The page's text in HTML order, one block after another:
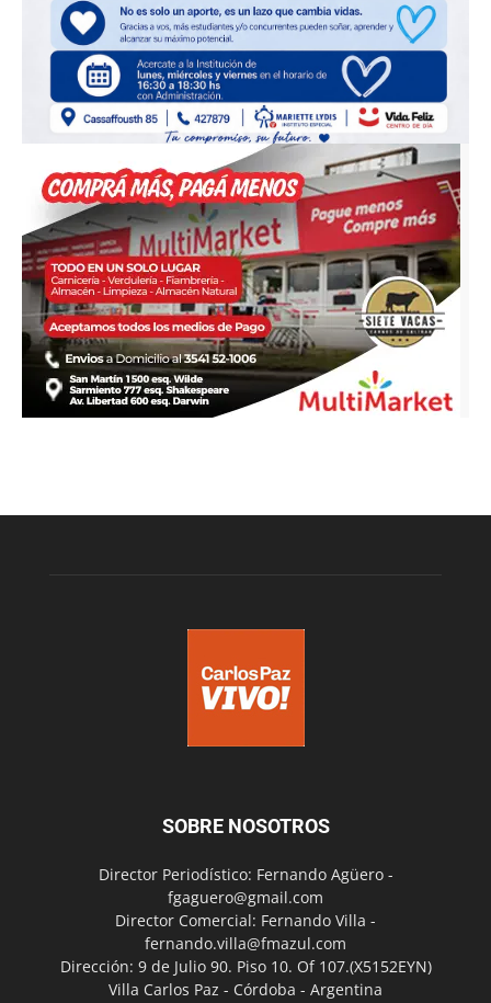
SOBRE NOSOTROS
Director Periodístico: Fernando Agüero -
fgaguero@gmail.com
Director Comercial: Fernando Villa -
fernando.villa@fmazul.com
Dirección: 9 de Julio 90. Piso 10. Of 107.(X5152EYN)
Villa Carlos Paz - Córdoba - Argentina